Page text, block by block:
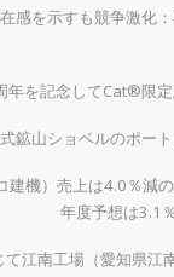
感を示すも競争激化
年を記念してCat®限
鉱山ショベルのポー
建機）売上は4.0％減
年度予想は3.1
江南工場（愛知県江